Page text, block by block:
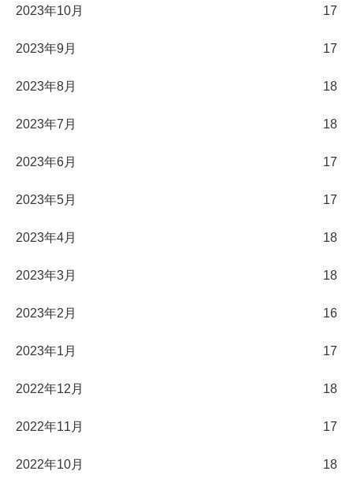
2023年10月 17
2023年9月 17
2023年8月 18
2023年7月 18
2023年6月 17
2023年5月 17
2023年4月 18
2023年3月 18
2023年2月 16
2023年1月 17
2022年12月 18
2022年11月 17
2022年10月 18